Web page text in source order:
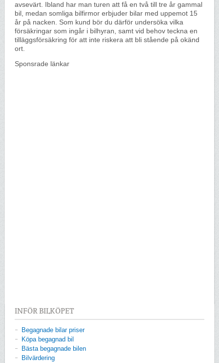
avsevärt. Ibland har man turen att få en två till tre år gammal
bil, medan somliga bilfirmor erbjuder bilar med uppemot 15
år på nacken. Som kund bör du därför undersöka vilka
försäkringar som ingår i bilhyran, samt vid behov teckna en
tilläggsförsäkring för att inte riskera att bli stående på okänd
ort.
Sponsrade länkar
INFÖR BILKÖPET
Begagnade bilar priser
Köpa begagnad bil
Bästa begagnade bilen
Bilvärdering